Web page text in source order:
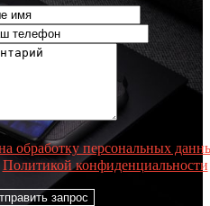
обработку персональных
Политикой конфиденциальности
запрос